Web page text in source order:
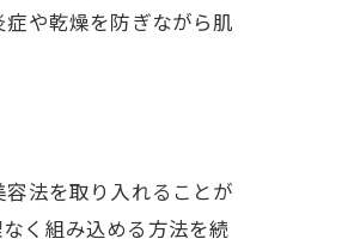
や乾燥を防ぎながら肌
法を取り入れることが
く組み込める方法を続